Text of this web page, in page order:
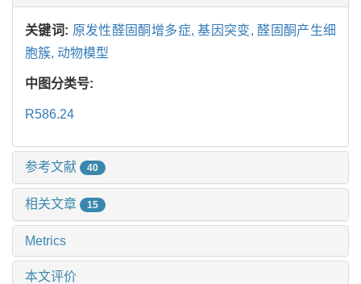
关键词: 原发性醛固酮增多症,基因突变, 醛固酮产生细
胞簇, 动物模型
中图分类号:
R586.24
参考文献 40
相关文章 15
Metrics
本文评价